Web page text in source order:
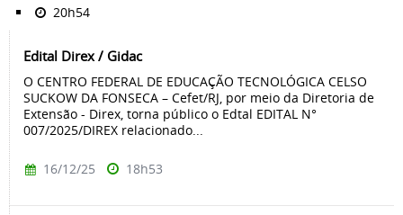
20h54
Edital Direx / Gidac
O CENTRO FEDERAL DE EDUCAÇÃO TECNOLÓGICA CELSO
SUCKOW DA FONSECA – Cefet/RJ, por meio da Diretoria de
Extensão - Direx, torna público o Edtal EDITAL N°
007/2025/DIREX relacionado...
16/12/25 18h53